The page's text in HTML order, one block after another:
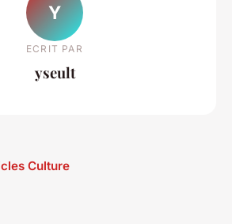
Y
ECRIT PAR
yseult
Culture